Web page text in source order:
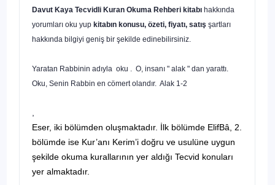
Davut Kaya Tecvidli Kuran Okuma Rehberi kitabı hakkında
yorumları oku yup kitabın konusu, özeti, fiyatı, satış şartları
hakkında bilgiyi geniş bir şekilde edinebilirsiniz.
Yaratan Rabbinin adıyla oku . O, insanı " alak " dan yarattı.
Oku, Senin Rabbin en cömert olandır. Alak 1-2
Eser, iki bölümden oluşmaktadır. İlk bölümde ElifBâ, 2.
bölümde ise Kur’anı Kerim’i doğru ve usulüne uygun
şekilde okuma kurallarının yer aldığı Tecvid konuları
yer almaktadır.